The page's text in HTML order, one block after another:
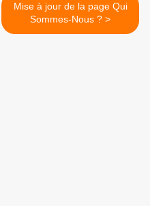
Mise à jour de la page Qui
Sommes-Nous ? >